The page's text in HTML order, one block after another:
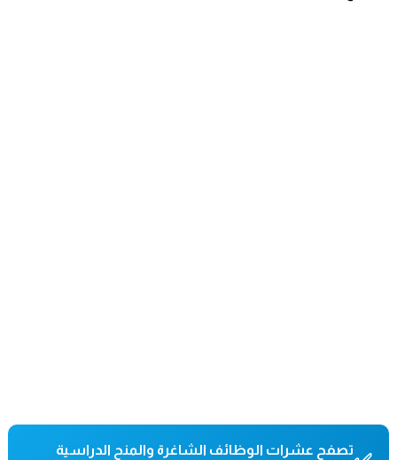
تصفح عشرات الوظائف الشاغرة والمنح الدراسية